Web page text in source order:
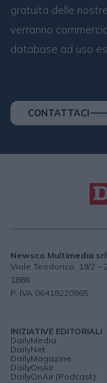
gratuita delle
verranno
database ad uso
CONTATTACI
Newsco Multimedia srl
Viale Teodorico, 19/2 –
1886
P. IVA 06418220965
INIZIATIVE EDITORIALI
DailyMedia
DailyNet
DailyMagazine
DailyOnAir
DailyOnAir (Podcast)